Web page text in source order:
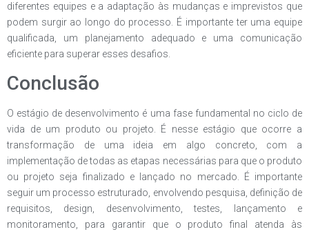
diferentes equipes e a adaptação às mudanças e imprevistos que
podem surgir ao longo do processo. É importante ter uma equipe
qualificada, um planejamento adequado e uma comunicação
eficiente para superar esses desafios.
Conclusão
O estágio de desenvolvimento é uma fase fundamental no ciclo de
vida de um produto ou projeto. É nesse estágio que ocorre a
transformação de uma ideia em algo concreto, com a
implementação de todas as etapas necessárias para que o produto
ou projeto seja finalizado e lançado no mercado. É importante
seguir um processo estruturado, envolvendo pesquisa, definição de
requisitos, design, desenvolvimento, testes, lançamento e
monitoramento, para garantir que o produto final atenda às